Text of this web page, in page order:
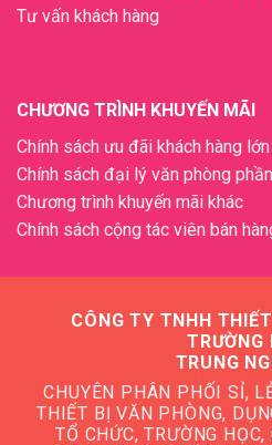
Tư vấn khách hàng
CHƯƠNG TRÌNH KHUYẾN MÃI
Chính sách ưu đãi khách hàng lớn
Chính sách đại lý văn phòng
Chương trình khuyến mãi khác
Chính sách cộng tác viên bán
CÔNG TY TNHH
TRƯỜNG
TRUNG
CHUYÊN PHÂN PHỐI SỈ,
THIẾT BỊ VĂN PHÒNG,
TỔ CHỨC, TRƯỜNG